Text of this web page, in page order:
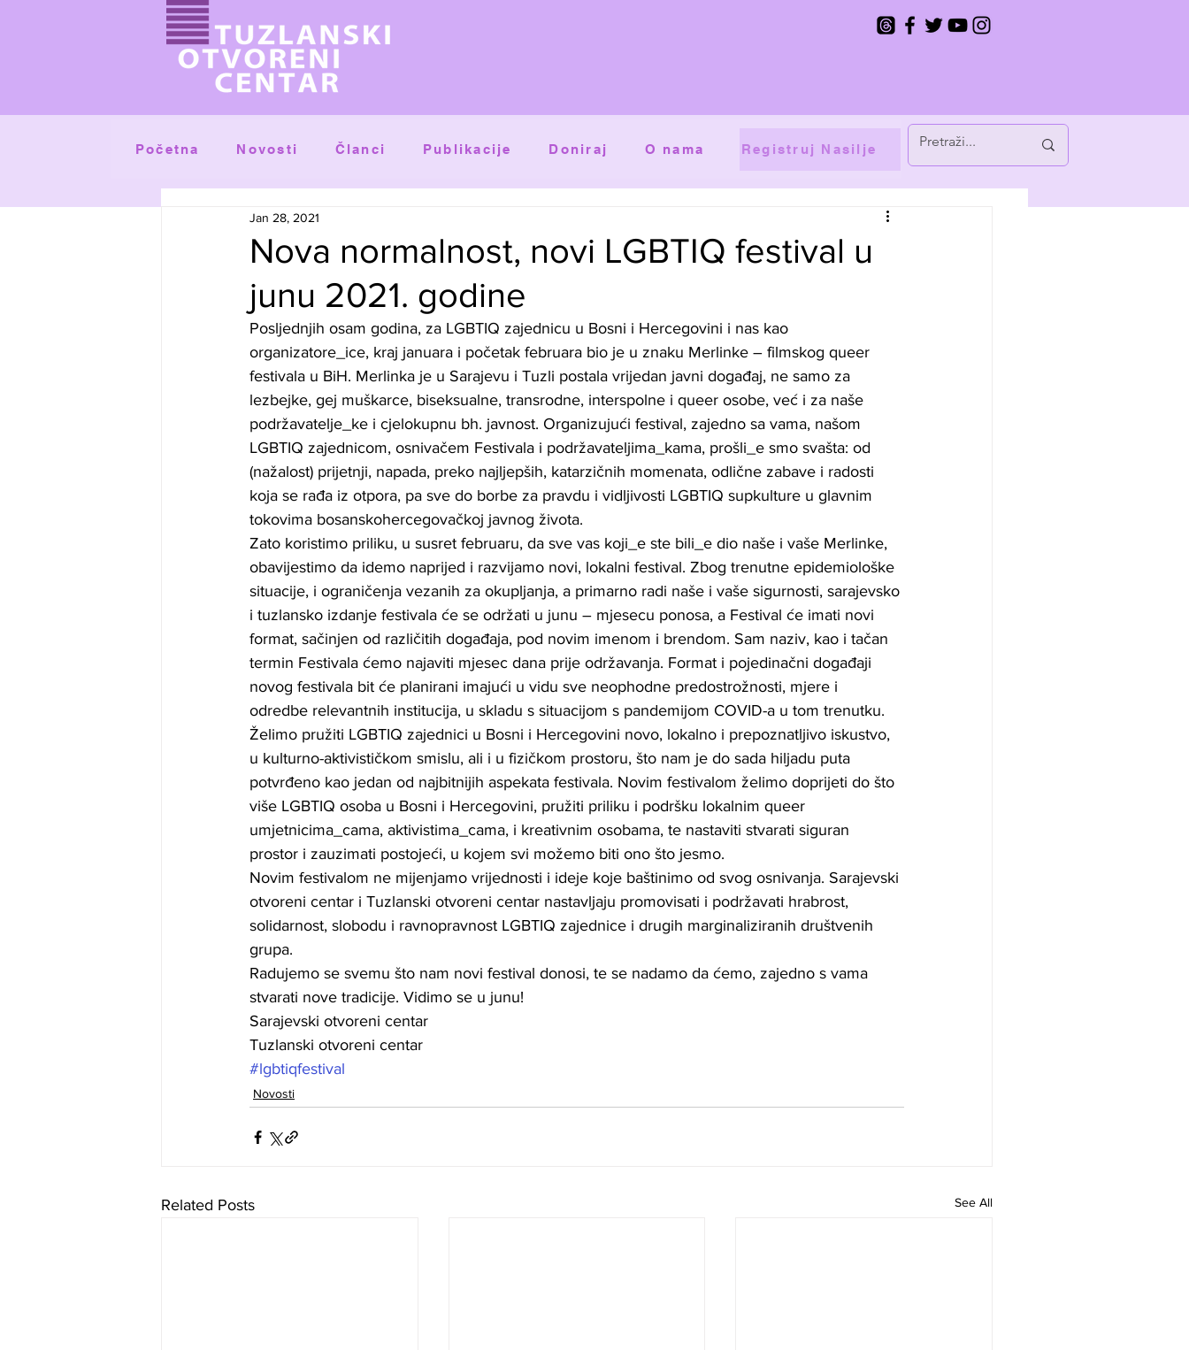
Početna Novosti Članci Publikacije Doniraj O nama Registruj Nasilje
Nova normalnost, novi LGBTIQ festival u
junu 2021. godine
Jan 28, 2021
Posljednjih osam godina, za LGBTIQ zajednicu u Bosni i Hercegovini i nas kao
organizatore_ice, kraj januara i početak februara bio je u znaku Merlinke – filmskog queer
festivala u BiH. Merlinka je u Sarajevu i Tuzli postala vrijedan javni događaj, ne samo za
lezbejke, gej muškarce, biseksualne, transrodne, interspolne i queer osobe, već i za naše
podržavatelje_ke i cjelokupnu bh. javnost. Organizujući festival, zajedno sa vama, našom
LGBTIQ zajednicom, osnivačem Festivala i podržavateljima_kama, prošli_e smo svašta: od
(nažalost) prijetnji, napada, preko najljepših, katarzičnih momenata, odlične zabave i radosti
koja se rađa iz otpora, pa sve do borbe za pravdu i vidljivosti LGBTIQ supkulture u glavnim
tokovima bosanskohercegovačkoj javnog života.
Zato koristimo priliku, u susret februaru, da sve vas koji_e ste bili_e dio naše i vaše Merlinke,
obavijestimo da idemo naprijed i razvijamo novi, lokalni festival. Zbog trenutne epidemiološke
situacije, i ograničenja vezanih za okupljanja, a primarno radi naše i vaše sigurnosti, sarajevsko
i tuzlansko izdanje festivala će se održati u junu – mjesecu ponosa, a Festival će imati novi
format, sačinjen od različitih događaja, pod novim imenom i brendom. Sam naziv, kao i tačan
termin Festivala ćemo najaviti mjesec dana prije održavanja. Format i pojedinačni događaji
novog festivala bit će planirani imajući u vidu sve neophodne predostrožnosti, mjere i
odredbe relevantnih institucija, u skladu s situacijom s pandemijom COVID-a u tom trenutku.
Želimo pružiti LGBTIQ zajednici u Bosni i Hercegovini novo, lokalno i prepoznatljivo iskustvo,
u kulturno-aktivističkom smislu, ali i u fizičkom prostoru, što nam je do sada hiljadu puta
potvrđeno kao jedan od najbitnijih aspekata festivala. Novim festivalom želimo doprijeti do što
više LGBTIQ osoba u Bosni i Hercegovini, pružiti priliku i podršku lokalnim queer
umjetnicima_cama, aktivistima_cama, i kreativnim osobama, te nastaviti stvarati siguran
prostor i zauzimati postojeći, u kojem svi možemo biti ono što jesmo.
Novim festivalom ne mijenjamo vrijednosti i ideje koje baštinimo od svog osnivanja. Sarajevski
otvoreni centar i Tuzlanski otvoreni centar nastavljaju promovisati i podržavati hrabrost,
solidarnost, slobodu i ravnopravnost LGBTIQ zajednice i drugih marginaliziranih društvenih
grupa.
Radujemo se svemu što nam novi festival donosi, te se nadamo da ćemo, zajedno s vama
stvarati nove tradicije. Vidimo se u junu!
Sarajevski otvoreni centar
Tuzlanski otvoreni centar
#lgbtiqfestival
Novosti
Related Posts See All